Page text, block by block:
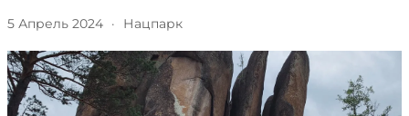
5 Апрель 2024 · Нацпарк